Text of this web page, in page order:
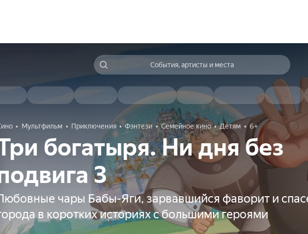
События, артисты и места
Мультфильм Приключения Фэнтези Семейное кино Детям 6+
богатыря. Ни дня без
3
чары Бабы-Яги, зарвавшийся фаворит и
в коротких историях с большими героями